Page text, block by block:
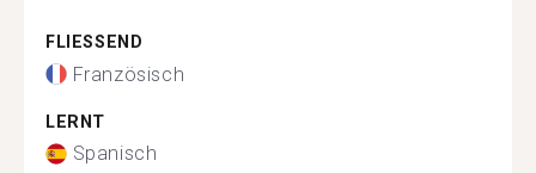
FLIESSEND
Französisch
LERNT
Spanisch